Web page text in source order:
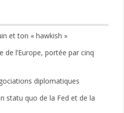
et ton « hawkish »
l’Europe, portée par cinq
diplomatiques
statu quo de la Fed et de la